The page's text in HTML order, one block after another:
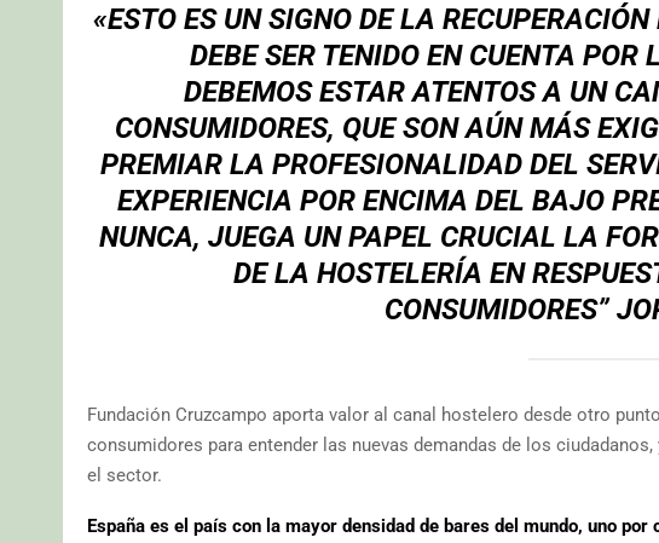
«ESTO ES UN SIGNO DE LA
DEBE SER TENIDO EN CUENTA POR
DEBEMOS ESTAR ATENTOS A UN
CONSUMIDORES, QUE SON AÚN MÁS
PREMIAR LA PROFESIONALIDAD DEL
EXPERIENCIA POR ENCIMA DEL BAJO
NUNCA, JUEGA UN PAPEL CRUCIAL LA
DE LA HOSTELERÍA EN
CONSUMIDORES”
Fundación Cruzcampo aporta valor al canal hostelero desde otro
consumidores para entender las nuevas demandas de los
el sector.
España es el país con la mayor densidad de bares del mundo, uno por